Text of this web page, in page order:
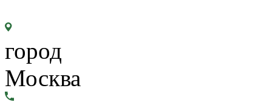
город
Москва